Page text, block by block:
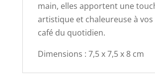
main, elles apportent une
artistique et chaleureuse à vos
café du quotidien.
Dimensions : 7,5 x 7,5 x 8 cm